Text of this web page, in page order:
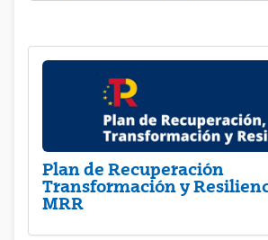
Plan de Recuperación
Transformación y
MRR